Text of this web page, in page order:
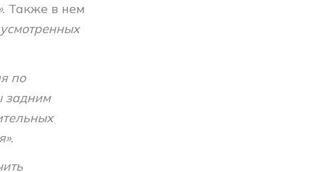
Также в нем
по
задним